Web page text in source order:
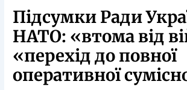
Підсумки Ради
НАТО: «втома від
«перехід до повної
оперативної